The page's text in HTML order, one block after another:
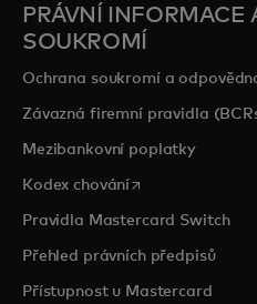
PRÁVNÍ INFORMACE
SOUKROMÍ
Ochrana soukromí a
Závazná firemní pravidla
Mezibankovní poplatky
Kodex chováníopens in a new
Pravidla Mastercard Switch
Přehled právních předpisů
Přístupnost u Mastercard